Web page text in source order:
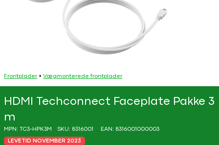
Frontplader Vægmonterede frontplader
HDMI Techconnect Faceplate Pakke 3
m
MPN: TC3-HPK3M SKU: 8316001 EAN: 8316001000003
LEVETID NOVEMBER 2023